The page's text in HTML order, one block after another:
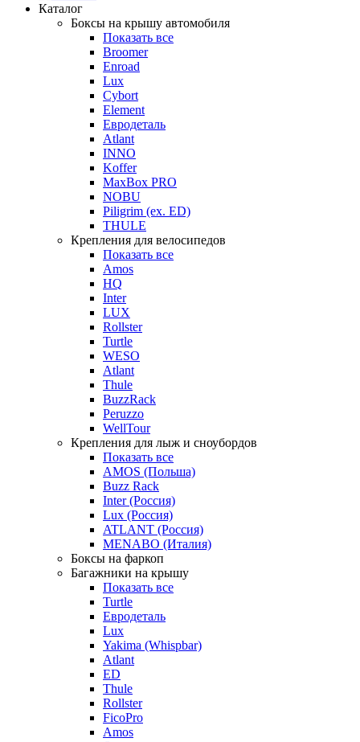
Каталог
Боксы на крышу автомобиля
Показать все
Broomer
Enroad
Lux
Cybort
Element
Евродеталь
Atlant
INNO
Koffer
MaxBox PRO
NOBU
Piligrim (ex. ED)
THULE
Крепления для велосипедов
Показать все
Amos
HQ
Inter
LUX
Rollster
Turtle
WESO
Atlant
Thule
BuzzRack
Peruzzo
WellTour
Крепления для лыж и сноубордов
Показать все
AMOS (Польша)
Buzz Rack
Inter (Россия)
Lux (Россия)
ATLANT (Россия)
MENABO (Италия)
Боксы на фаркоп
Багажники на крышу
Показать все
Turtle
Евродеталь
Lux
Yakima (Whispbar)
Atlant
ED
Thule
Rollster
FicoPro
Amos